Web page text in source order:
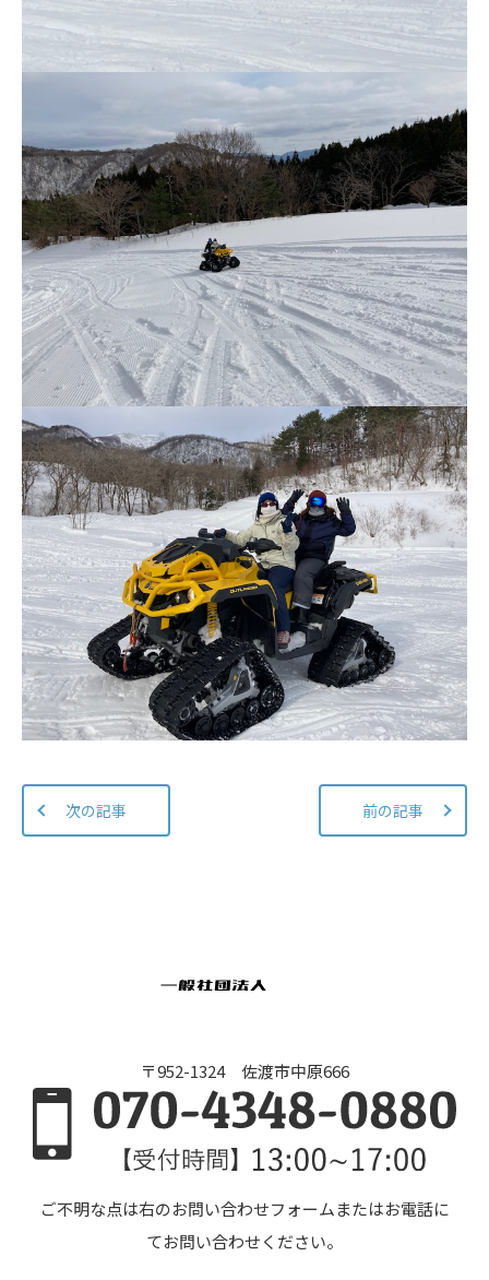
次の記事 前の記事
〒952-1324 佐渡市中原666
ご不明な点は右のお問い合わせフォームまたはお電話に
てお問い合わせください。